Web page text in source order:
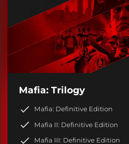
Mafia: Trilogy
Mafia: Definitive Edition
Mafia II: Definitive Edition
Mafia III: Definitive Edition